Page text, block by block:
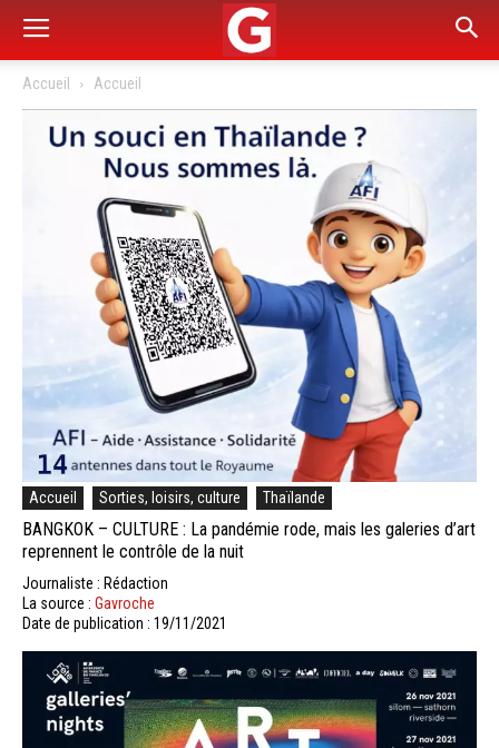
Accueil Accueil
Accueil Sorties, loisirs, culture Thaïlande
BANGKOK – CULTURE : La pandémie rode, mais les galeries d’art
reprennent le contrôle de la nuit
Journaliste : Rédaction
La source : Gavroche
Date de publication : 19/11/2021